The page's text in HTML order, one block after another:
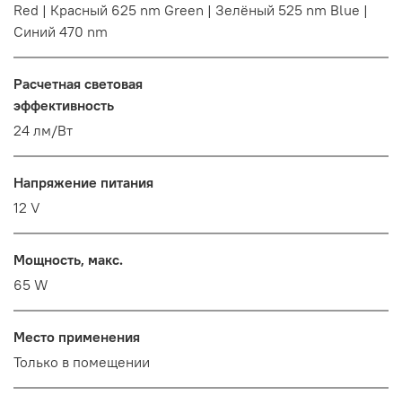
Red | Красный 625 nm Green | Зелёный 525 nm Blue |
Синий 470 nm
Расчетная световая
эффективность
24 лм/Вт
Напряжение питания
12 V
Мощность, макс.
65 W
Место применения
Только в помещении